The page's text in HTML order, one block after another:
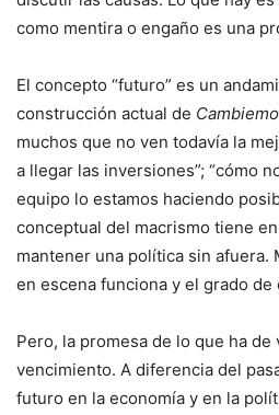
como mentira o engaño es una
El concepto “futuro” es un
construcción actual de
muchos que no ven todavía la
a llegar las inversiones”; “cómo
equipo lo estamos haciendo
conceptual del macrismo tiene
mantener una política sin afuera.
en escena funciona y el grado de
Pero, la promesa de lo que ha
vencimiento. A diferencia del
futuro en la economía y en la